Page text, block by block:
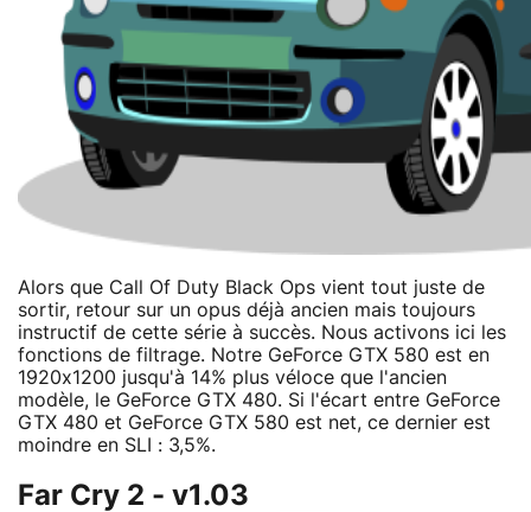
Alors que Call Of Duty Black Ops vient tout juste de
sortir, retour sur un opus déjà ancien mais toujours
instructif de cette série à succès. Nous activons ici les
fonctions de filtrage. Notre GeForce GTX 580 est en
1920x1200 jusqu'à 14% plus véloce que l'ancien
modèle, le GeForce GTX 480. Si l'écart entre GeForce
GTX 480 et GeForce GTX 580 est net, ce dernier est
moindre en SLI : 3,5%.
Far Cry 2 - v1.03